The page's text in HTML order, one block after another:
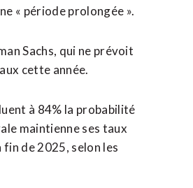
« période prolongée ».
Sachs, qui ne prévoit
cette année.
à 84% la probabilité
maintienne ses taux
fin de 2025, selon les